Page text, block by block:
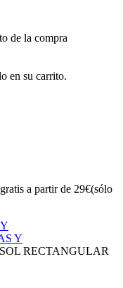
de la compra
en su carrito.
a partir de 29€(sólo
Y
RECTANGULAR